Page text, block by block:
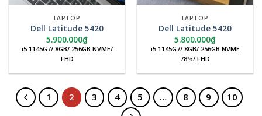
LAPTOP
Dell Latitude 5420
5.900.000₫
i5 1145G7/ 8GB/ 256GB NVME/
FHD
LAPTOP
Dell Latitude 5420
5.800.000₫
i5 1145G7/ 8GB/ 256GB NVME
78%/ FHD
1 2 3 4 5 … 8 9 10